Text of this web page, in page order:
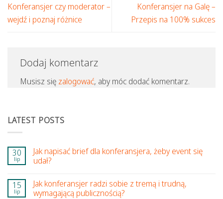
Konferansjer czy moderator –
wejdź i poznaj różnice
Konferansjer na Galę –
Przepis na 100% sukces
Dodaj komentarz
Musisz się zalogować, aby móc dodać komentarz.
LATEST POSTS
30
lip
Jak napisać brief dla konferansjera, żeby event się
udał?
15
lip
Jak konferansjer radzi sobie z tremą i trudną,
wymagającą publicznością?